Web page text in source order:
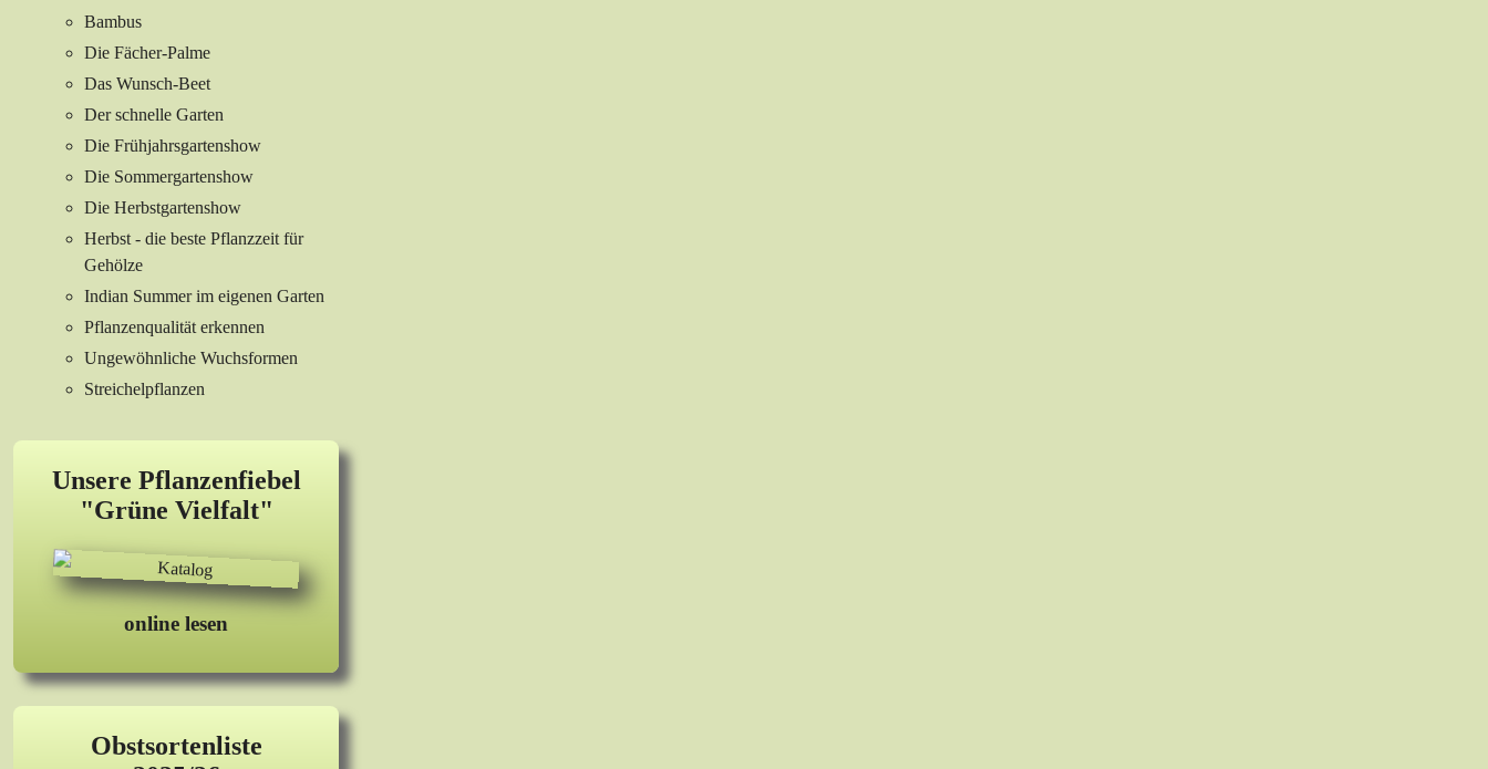
Bambus
Die Fächer-Palme
Das Wunsch-Beet
Der schnelle Garten
Die Frühjahrsgartenshow
Die Sommergartenshow
Die Herbstgartenshow
Herbst - die beste Pflanzzeit für
Gehölze
Indian Summer im eigenen Garten
Pflanzenqualität erkennen
Ungewöhnliche Wuchsformen
Streichelpflanzen
Unsere Pflanzenfiebel
"Grüne Vielfalt"
online lesen
Obstsortenliste